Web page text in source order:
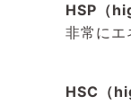
HSP（
非常にエ
HSC（